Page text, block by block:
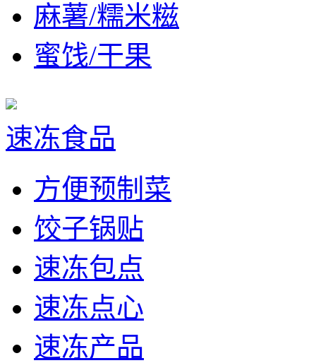
麻薯/糯米糍
蜜饯/干果
速冻食品
方便预制菜
饺子锅贴
速冻包点
速冻点心
速冻产品